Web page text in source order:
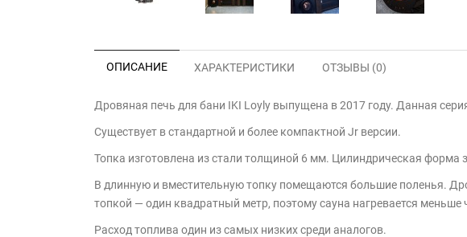
ОПИСАНИЕ ХАРАКТЕРИСТИКИ ОТЗЫВЫ (0)
Дровяная печь для бани IKI Loyly выпущена в 2017 году. Данная
Существует в стандартной и более компактной Jr версии.
Топка изготовлена из стали толщиной 6 мм. Цилиндрическая
В длинную и вместительную топку помещаются большие поленья.
топкой — один квадратный метр, поэтому сауна нагревается меньше
Расход топлива один из самых низких среди аналогов.